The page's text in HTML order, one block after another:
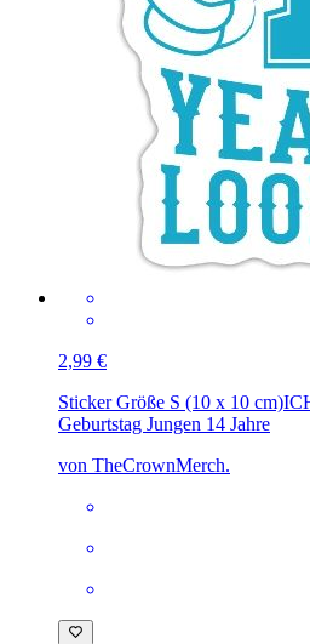
2,99 €
Sticker Größe S (10 x 10 cm)
Geburtstag Jungen 14 Jahre
von TheCrownMerch.